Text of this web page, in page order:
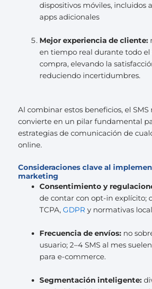
dispositivos móviles, incluidos
apps adicionales
Mejor experiencia de cliente:
en tiempo real durante todo el
compra, elevando la
reduciendo incertidumbres.
Al combinar estos beneficios, el
convierte en un pilar fundamental
estrategias de comunicación de
online.
Consideraciones clave al
marketing
Consentimiento y
de contar con opt-in explícito;
TCPA, GDPR y normativas
Frecuencia de envíos:no
usuario; 2–4 SMS al mes
para e-commerce.
Segmentación inteligente: